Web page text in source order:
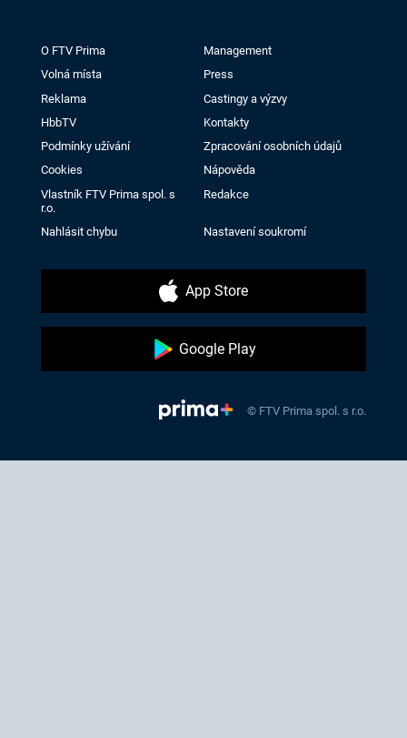
O FTV Prima
Management
Volná místa
Press
Reklama
Castingy a výzvy
HbbTV
Kontakty
Podmínky užívání
Zpracování osobních údajů
Cookies
Nápověda
Vlastník FTV Prima spol. s
r.o.
Redakce
Nahlásit chybu Nastavení soukromí
App Store
Google Play
© FTV Prima spol. s r.o.